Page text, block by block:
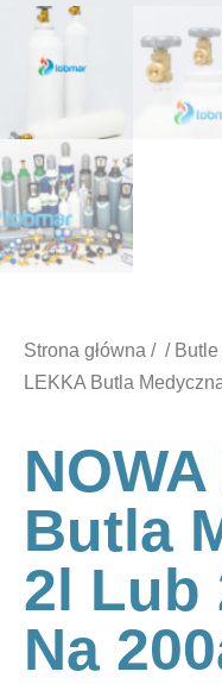
Strona główna / /
LEKKA Butla
Butla
2l Lub
Na